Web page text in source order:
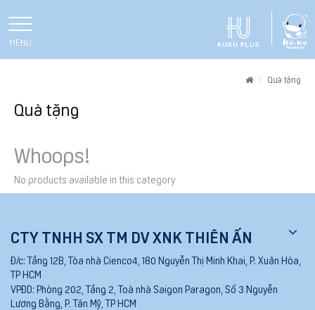
MENU
HomeQuà tặng
Quà tặng
Whoops!
No products available in this category
CTY TNHH SX TM DV XNK THIÊN ẤN
Đ/c:Tầng 12B, Tòa nhà Cienco4, 180 Nguyễn Thị Minh Khai, P. Xuân Hòa,
TP HCM
VPĐD: Phòng 202, Tầng 2, Toà nhà Saigon Paragon, Số 3 Nguyễn
Lương Bằng, P. Tân Mỹ, TP HCM